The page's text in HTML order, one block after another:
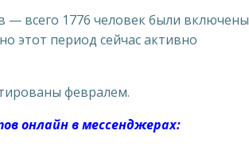
— всего 1776 человек были включены
этот период сейчас активно
февралем.
онлайн в мессенджерах: